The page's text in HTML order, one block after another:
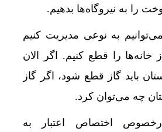
را به نیروگاه‌ها بدهیم.
به نوعی مدیریت کنیم
را قطع کنیم. اگر الان
باید گاز قطع شود، اگر گاز
چه می‌توان کرد.
اختصاص اعتبار به